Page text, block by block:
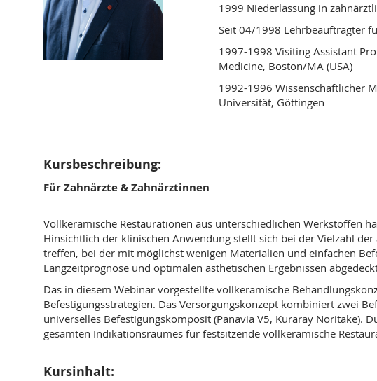
1999 Niederlassung in
Seit 04/1998 Lehrbeauftragter
1997-1998 Visiting Assistant
Medicine, Boston/MA (USA)
1992-1996 Wissenschaftlicher
Universität, Göttingen
Kursbeschreibung:
Für Zahnärzte & Zahnärztinnen
Vollkeramische Restaurationen aus unterschiedlichen Werkstoffen
Hinsichtlich der klinischen Anwendung stellt sich bei der Vielzahl
treffen, bei der mit möglichst wenigen Materialien und einfachen
Langzeitprognose und optimalen ästhetischen Ergebnissen
Das in diesem Webinar vorgestellte vollkeramische
Befestigungsstrategien. Das Versorgungskonzept kombiniert zwei
universelles Befestigungskomposit (Panavia V5, Kuraray Noritake).
gesamten Indikationsraumes für festsitzende vollkeramische
Kursinhalt: